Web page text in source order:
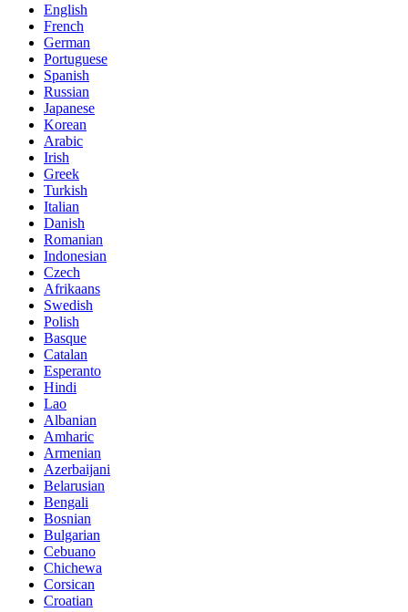
English
French
German
Portuguese
Spanish
Russian
Japanese
Korean
Arabic
Irish
Greek
Turkish
Italian
Danish
Romanian
Indonesian
Czech
Afrikaans
Swedish
Polish
Basque
Catalan
Esperanto
Hindi
Lao
Albanian
Amharic
Armenian
Azerbaijani
Belarusian
Bengali
Bosnian
Bulgarian
Cebuano
Chichewa
Corsican
Croatian